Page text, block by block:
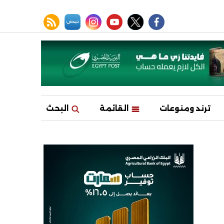
facebook
twitter
youtube
instagram
نبض rss feed
ترند ومنوعات القائمة البحث